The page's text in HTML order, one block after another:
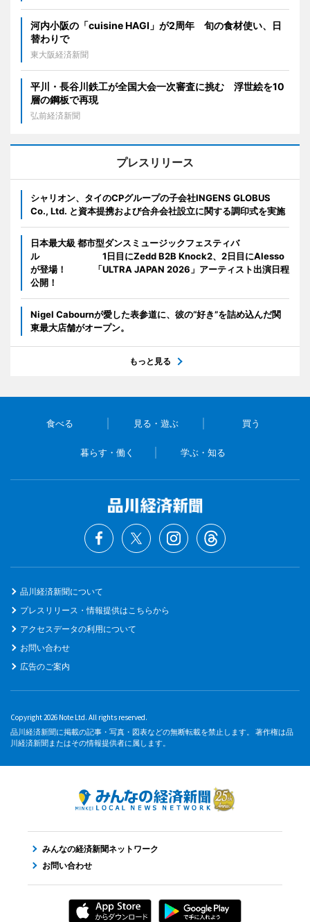
河内小阪の「cuisine HAGI」が2周年 旬の食材使い、日
替わりで
東大阪経済新聞
平川・長谷川鉄工が全国大会一次審査に挑む 浮世絵を10
層の鋼板で再現
弘前経済新聞
プレスリリース
シャリオン、タイのCPグループの子会社INGENS GLOBUS
Co., Ltd. と資本提携および合弁会社設立に関する調印式を実施
日本最大級 都市型ダンスミュージックフェスティバ
ル 1日目にZedd B2B Knock2、2日目にAlesso
が登場！ 「ULTRA JAPAN 2026」アーティスト出演日程
公開！
Nigel Cabournが愛した表参道に、彼の“好き”を詰め込んだ関
東最大店舗がオープン。
もっと見る
食べる 見る・遊ぶ 買う
暮らす・働く 学ぶ・知る
品川経済新聞について
プレスリリース・情報提供はこちらから
アクセスデータの利用について
お問い合わせ
広告のご案内
Copyright 2026 Note Ltd. All rights reserved.
品川経済新聞に掲載の記事・写真・図表などの無断転載を禁止します。 著作権は品
川経済新聞またはその情報提供者に属します。
みんなの経済新聞ネットワーク
お問い合わせ